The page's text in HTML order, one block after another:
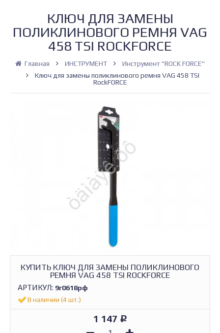
КЛЮЧ ДЛЯ ЗАМЕНЫ
ПОЛИКЛИНОВОГО РЕМНЯ VAG
458 TSI ROCKFORCE
Главная ИНСТРУМЕНТ
Инструмент "ROCK FORCE"
Ключ для замены поликлинового ремня VAG 458 TSI
RockFORCE
КУПИТЬ КЛЮЧ ДЛЯ ЗАМЕНЫ ПОЛИКЛИНОВОГО
РЕМНЯ VAG 458 TSI ROCKFORCE
АРТИКУЛ: 9г0618рф
В наличии (4 шт.)
1 147 Р